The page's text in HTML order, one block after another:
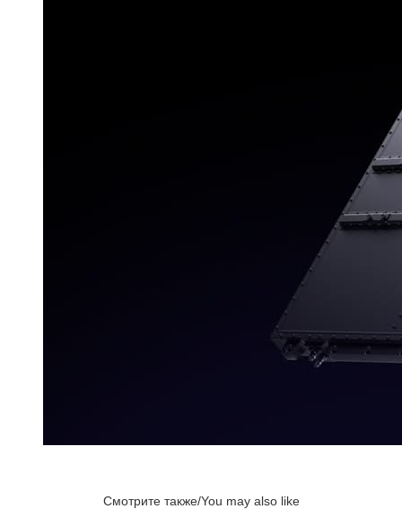
Смотрите также/You may also like